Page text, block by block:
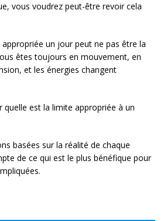
vous voudrez peut-être revoir cela
un jour peut ne pas être la
êtes toujours en mouvement, en
et les énergies changent
est la limite appropriée à un
basées sur la réalité de chaque
de ce qui est le plus bénéfique pour